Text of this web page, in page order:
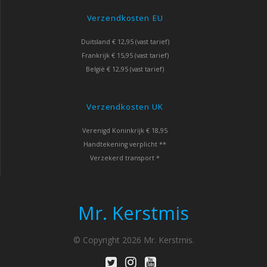
Verzendkosten EU
Duitsland € 12,95 (vast tarief)
Frankrijk € 15,95 (vast tarief)
België € 12,95 (vast tarief)
Verzendkosten UK
Verenigd Koninkrijk € 18,95
Handtekening verplicht **
Verzekerd transport *
Mr. Kerstmis
© Copyright 2026 Mr. Kerstmis.